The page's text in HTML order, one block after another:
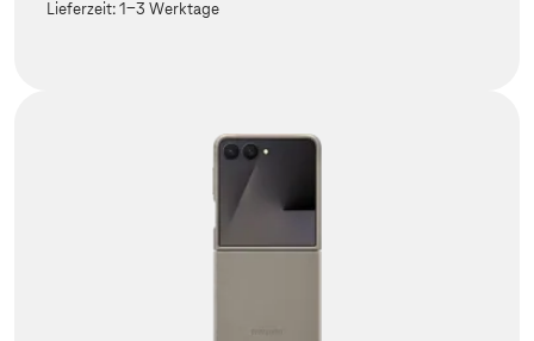
Lieferzeit:1-3 Werktage